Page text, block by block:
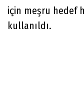
için meşru hedef
kullanıldı.